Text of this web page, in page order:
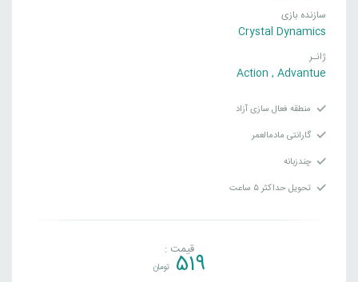
سازنده بازی
Crystal Dynamics
ژانـر
Action , Advantue
منطقه فعال سازی آزاد
گارانتی مادمالعمر
چندزبانه
تحویل حداکثر ۵ ساعت
قیمت :
519 تومان